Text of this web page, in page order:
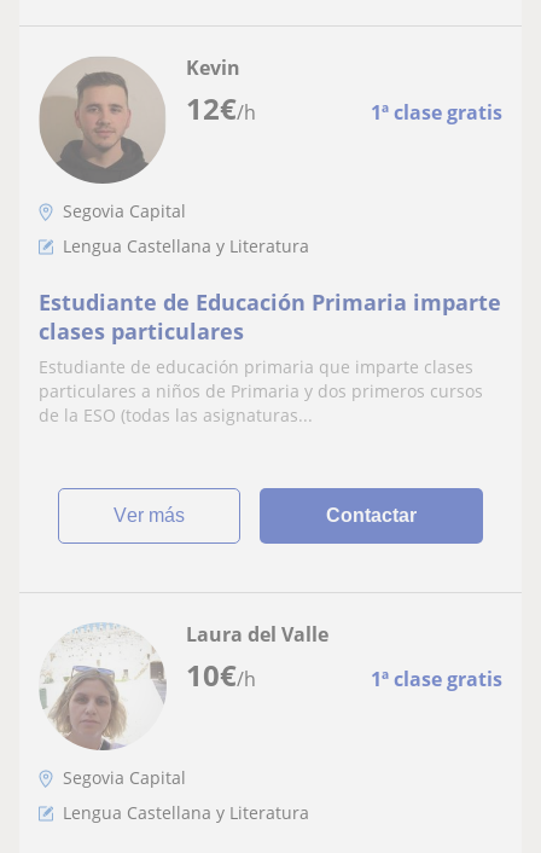
12€/h 1ª clase gratis
Kevin
Segovia Capital
Lengua Castellana y Literatura
Estudiante de Educación Primaria imparte
clases particulares
Estudiante de educación primaria que imparte clases
particulares a niños de Primaria y dos primeros cursos
de la ESO (todas las asignaturas...
ver más Contactar
10€/h 1ª clase gratis
Laura del Valle
Segovia Capital
Lengua Castellana y Literatura